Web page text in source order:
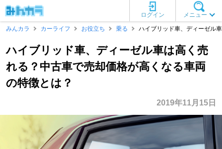
メニュー
ログイン
みんカラ
カーライフ お役立ち 乗る ハイブリッド車、ディーゼル
ハイブリッド車、ディーゼル車は高く売
れる？中古車で売却価格が高くなる車両
の特徴とは？
2019年11月15日